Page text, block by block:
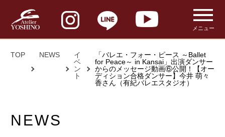
メニュー
TOP NEWS
イ
ベ
ン
ト
「バレエ・フォー・ピース ～Ballet
for Peace～ in Kansai」出演ダンサー
からのメッセージ動画⑥公開！【オー
ディション合格ダンサー】今井 萌々
香さん（有紀バレエスタジオ）
NEWS